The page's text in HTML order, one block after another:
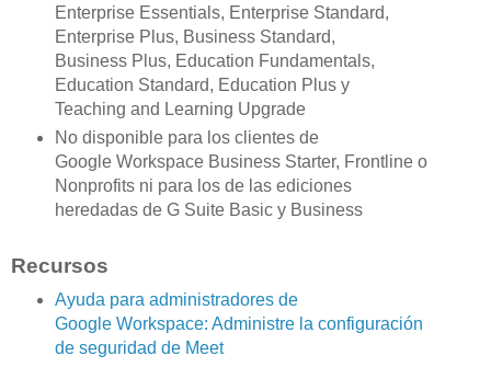
Enterprise Essentials, Enterprise Standard,
Enterprise Plus, Business Standard,
Business Plus, Education Fundamentals,
Education Standard, Education Plus y
Teaching and Learning Upgrade
No disponible para los clientes de
Google Workspace Business Starter, Frontline o
Nonprofits ni para los de las ediciones
heredadas de G Suite Basic y Business
Recursos
Ayuda para administradores de
Google Workspace: Administre la configuración
de seguridad de Meet